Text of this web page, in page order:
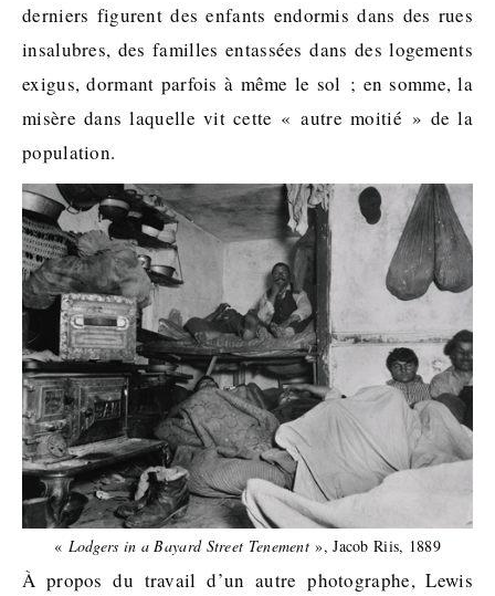
derniers figurent des enfants endormis dans des rues
insalubres, des familles entassées dans des logements
exigus, dormant parfois à même le sol ; en somme, la
misère dans laquelle vit cette « autre moitié » de la
population.
« Lodgers in a Bayard Street Tenement », Jacob Riis, 1889
À propos du travail d’un autre photographe, Lewis